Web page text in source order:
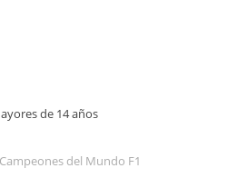
de 14 años
del Mundo F1